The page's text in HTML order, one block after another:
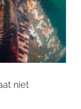
niet